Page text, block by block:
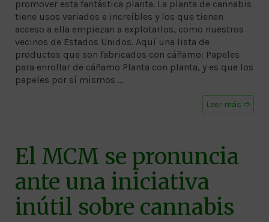
promover esta fantástica planta. La planta de cannabis
tiene usos variados e increíbles y los que tienen
acceso a ella empiezan a explotarlos, como nuestros
vecinos de Estados Unidos. Aquí una lista de
productos que son fabricados con cáñamo: Papeles
para enrollar de cáñamo Planta con planta, y es que los
papeles por sí mismos …
Leer más ➱
El MCM se pronuncia
ante una iniciativa
inútil sobre cannabis